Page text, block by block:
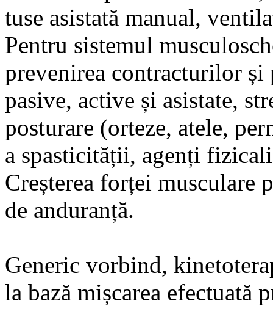
tuse asistată manual,
Pentru sistemul
prevenirea contracturilor
pasive, active și asistate,
posturare (orteze, atele,
a spasticității, agenți
Creșterea forței
de anduranță.
Generic vorbind,
la bază mișcarea efectuată